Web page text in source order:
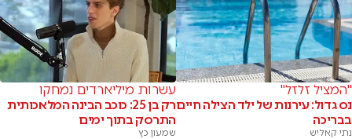
"המציל זלזל"
נס גדול: עירנות של ילד הצילה חיים
בבריכה
נתי קאליש
עשרות מיליארדים נמחקו
רק בן 25: כוכב הבינה המלאכותית
התרסק בתוך ימים
שמעון כץ